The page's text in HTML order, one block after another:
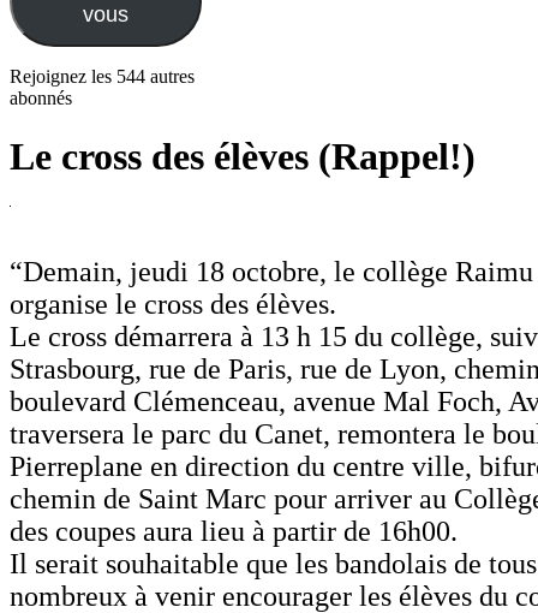
vous
Rejoignez les 544 autres
abonnés
Le cross des élèves (Rappel!)
“Demain, jeudi 18 octobre, le collège
organise le cross des élèves.
Le cross démarrera à 13 h 15 du collège,
Strasbourg, rue de Paris, rue de Lyon,
boulevard Clémenceau, avenue Mal Foch,
traversera le parc du Canet, remontera le
Pierreplane en direction du centre ville,
chemin de Saint Marc pour arriver au
des coupes aura lieu à partir de 16h00.
Il serait souhaitable que les bandolais de
nombreux à venir encourager les élèves du